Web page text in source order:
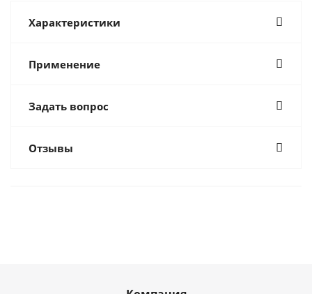
Характеристики
Применение
Задать вопрос
Отзывы